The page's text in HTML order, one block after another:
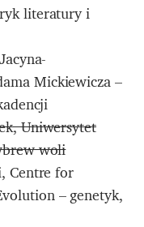
literatury i
Mickiewicza –
Uniwersytet
woli
Centre for
– genetyk,